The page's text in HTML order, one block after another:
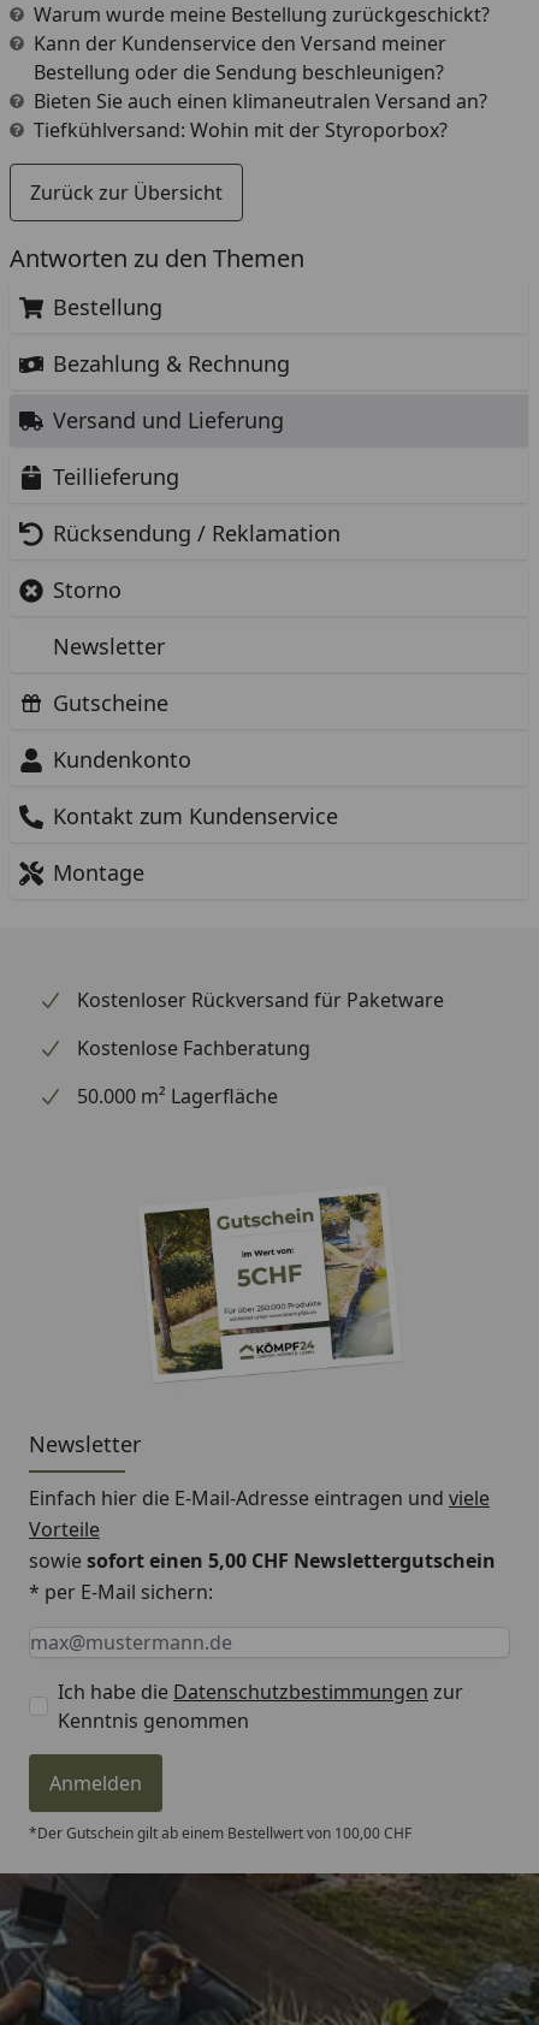
Antworten zu den Themen
Bestellung
Bezahlung & Rechnung
Versand und Lieferung
Teillieferung
Rücksendung / Reklamation
Storno
Newsletter
Gutscheine
Kundenkonto
Kontakt zum Kundenservice
Montage
Warum wurde meine Bestellung zurückgeschickt?
Kann der Kundenservice den Versand meiner
Bestellung oder die Sendung beschleunigen?
Bieten Sie auch einen klimaneutralen Versand an?
Tiefkühlversand: Wohin mit der Styroporbox?
Zurück zur Übersicht
Kostenloser Rückversand für Paketware
Kostenlose Fachberatung
50.000 m² Lagerfläche
Newsletter
Einfach hier die E-Mail-Adresse eintragen und viele
Vorteile
sowiesofort einen 5,00 CHF Newslettergutschein
* per E-Mail sichern:
Keine Eingabe erforderlich
Eingabe erforderlich
E-Mail *
Ich habe die Datenschutzbestimmungen zur
Kenntnis genommen
Anmelden
*Der Gutschein gilt ab einem Bestellwert von 100,00 CHF
Trusted Shops
4,81/ 5